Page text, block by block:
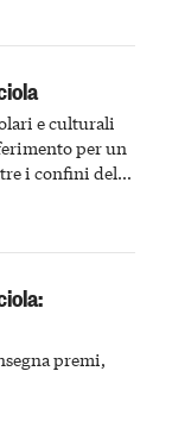
e culturali
per un
i confini del
premi,